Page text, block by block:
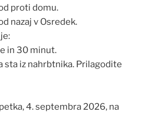
proti domu.
nazaj v Osredek.
in 30 minut.
sta iz nahrbtnika. Prilagodite
4. septembra 2026, na